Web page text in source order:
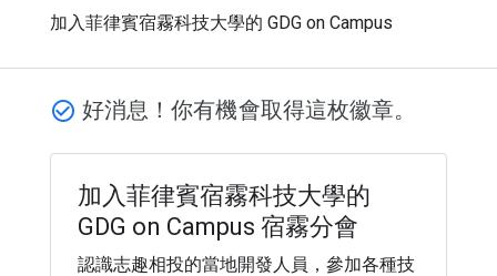
加入菲律賓宿霧科技大學的 GDG on Campus
check_circle_outline 好消息！你有機會取得這枚徽章。
加入菲律賓宿霧科技大學的
GDG on Campus 宿霧分會
認識志趣相投的當地開發人員，參加各種技